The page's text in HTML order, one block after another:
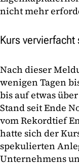
nicht mehr
Kurs
Nach dieser
wenigen Tagen
bis auf etwas
Stand seit Ende
vom Rekordtief
hatte sich der
spekulierten
Unternehmens